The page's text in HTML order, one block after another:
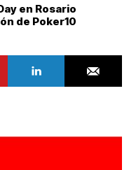
en Rosario
de Poker10